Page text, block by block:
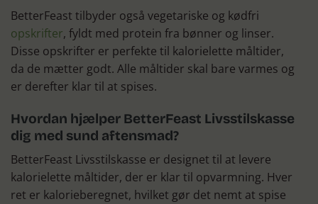
BetterFeast tilbyder også vegetariske og kødfri
opskrifter, fyldt med protein fra bønner og linser.
Disse opskrifter er perfekte til kalorielette måltider,
da de mætter godt. Alle måltider skal bare varmes og
er derefter klar til at spises.
Hvordan hjælper BetterFeast Livsstilskasse
dig med sund aftensmad?
BetterFeast Livsstilskasse er designet til at levere
kalorielette måltider, der er klar til opvarmning. Hver
ret er kalorieberegnet, hvilket gør det nemt at spise